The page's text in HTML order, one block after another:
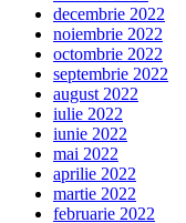
decembrie 2022
noiembrie 2022
octombrie 2022
septembrie 2022
august 2022
iulie 2022
iunie 2022
mai 2022
aprilie 2022
martie 2022
februarie 2022